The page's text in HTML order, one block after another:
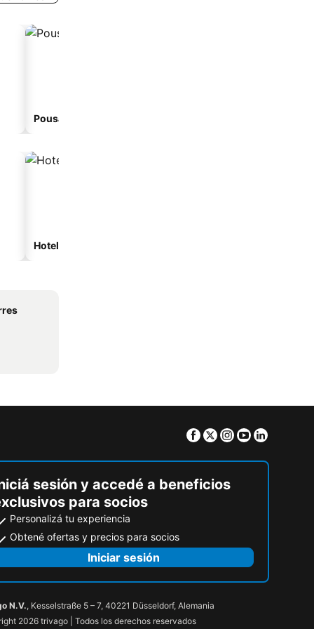
Pousada
Hoteles de playa
Facebook
TwitterInstagram
Youtube
sesión y accedé a beneficios
para socios
Personalizá tu experiencia
Obtené ofertas y precios para socios
Iniciar sesión
N.V., Kesselstraße 5 – 7, 40221 Düsseldorf, Alemania
2026 trivago | Todos los derechos reservados